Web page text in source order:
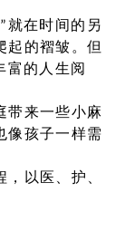
就在时间的另
起的褶皱。但
富的人生阅
带来一些小麻
像孩子一样需
以医、护、